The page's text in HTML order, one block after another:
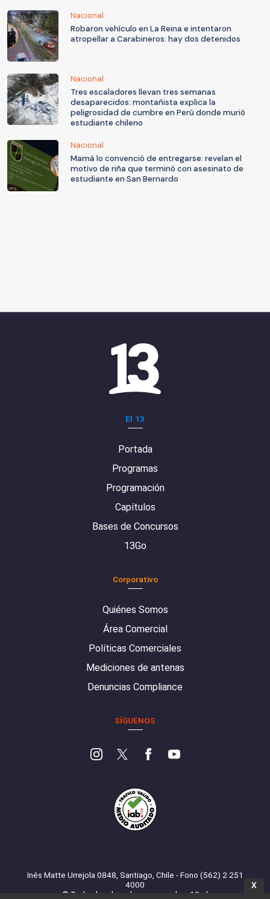
Nacional
Robaron vehículo en La Reina e intentaron
atropellar a Carabineros: hay dos detenidos
Nacional
Tres escaladores llevan tres semanas
desaparecidos: montañista explica la
peligrosidad de cumbre en Perú donde murió
estudiante chileno
Nacional
Mamá lo convenció de entregarse: revelan el
motivo de riña que terminó con asesinato de
estudiante en San Bernardo
El 13
Portada
Programas
Programación
Capítulos
Bases de Concursos
13Go
Corporativo
Quiénes Somos
Área Comercial
Políticas Comerciales
Mediciones de antenas
Denuncias Compliance
SÍGUENOS
Inés Matte Urrejola 0848, Santiago, Chile - Fono (562) 2 251
4000
© Todos los derechos reservados. 13.cl
X